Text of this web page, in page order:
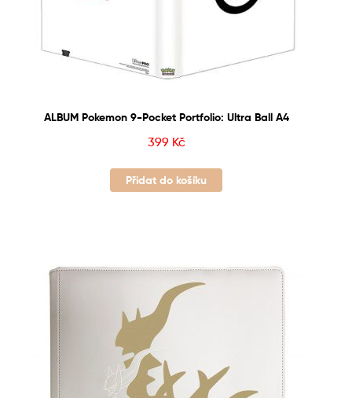
ALBUM Pokemon 9-Pocket Portfolio: Ultra Ball A4
399 Kč
Přidat do košíku